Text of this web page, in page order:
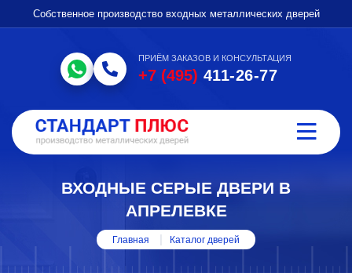
Собственное производство входных металлических дверей
ПРИЁМ ЗАКАЗОВ И КОНСУЛЬТАЦИЯ
+7 (495) 411-26-77
ВХОДНЫЕ СЕРЫЕ ДВЕРИ В
АПРЕЛЕВКЕ
Главная Каталог дверей